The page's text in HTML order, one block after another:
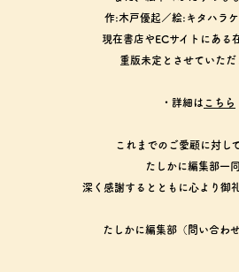
作:木戸優起／絵:キタハラケ
現在書店やECサイトにある
重版未定とさせていただ
・詳細は こちら
これまでのご愛顧に対し
たしかに編集部一同
深く感謝するとともに心より御
たしかに編集部（問い合わ